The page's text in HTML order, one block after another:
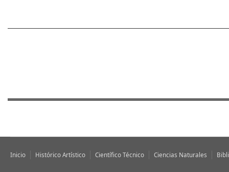
Inicio Histórico Artístico Científico Técnico Ciencias Naturales